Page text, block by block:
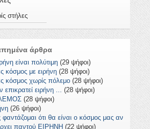
στήλες
άρθρα
είναι πολύτιμη (29 ψήφοι)
κόσμος με ειρήνη (28 ψήφοι)
κόσμος χωρίς πόλεμο (28 ψήφοι)
επικρατεί ειρήνη ... (28 ψήφοι)
(28 ψήφοι)
(26 ψήφοι)
ότι θα είναι ο κόσμος μας αν
παντού ΕΙΡΗΝΗ (22 ψήφοι)